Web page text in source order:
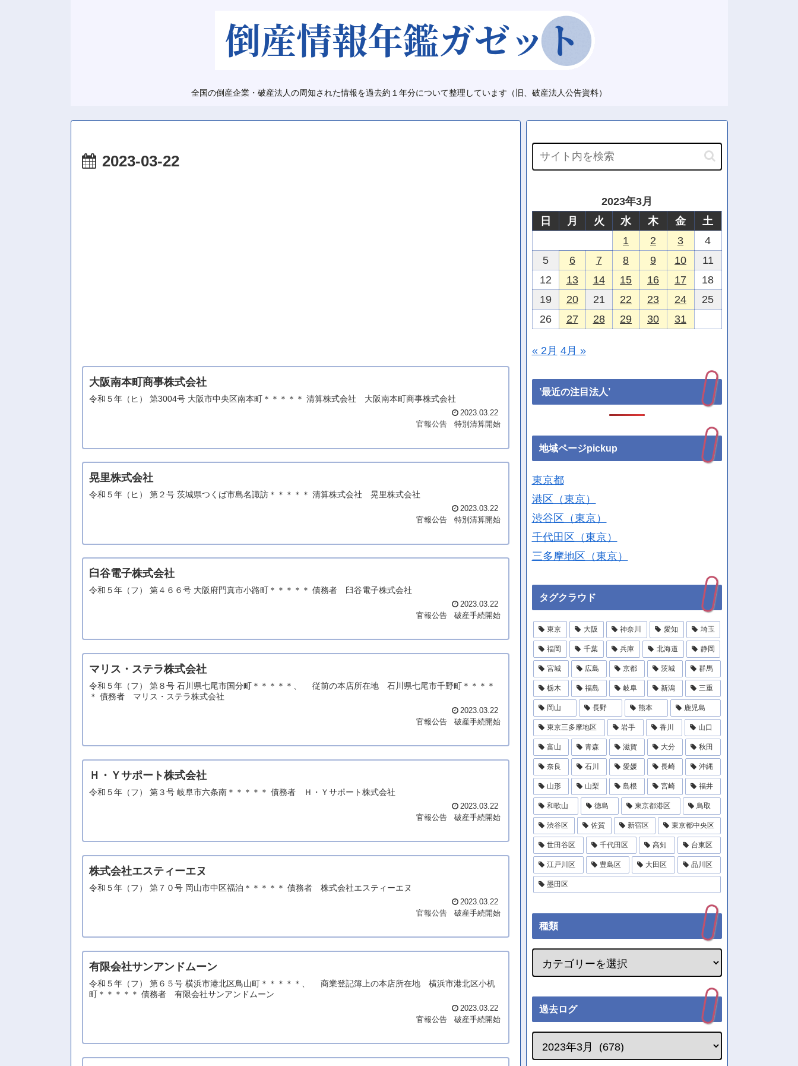
全国の倒産企業・破産法人の周知された情報を過去約１年分について整理しています（旧、破産法人公告資料）
2023-03-22
大阪南本町商事株式会社
令和５年（ヒ） 第3004号 大阪市中央区南本町＊＊＊＊＊ 清算株式会社 大阪南本町商事株式会社
2023.03.22
官報公告
特別清算開始
晃里株式会社
令和５年（ヒ） 第２号 茨城県つくば市島名諏訪＊＊＊＊＊ 清算株式会社 晃里株式会社
2023.03.22
官報公告
特別清算開始
臼谷電子株式会社
令和５年（フ） 第４６６号 大阪府門真市小路町＊＊＊＊＊ 債務者 臼谷電子株式会社
2023.03.22
官報公告
破産手続開始
マリス・ステラ株式会社
令和５年（フ） 第８号 石川県七尾市国分町＊＊＊＊＊、 従前の本店所在地 石川県七尾市千野町＊＊＊＊
＊ 債務者 マリス・ステラ株式会社
2023.03.22
官報公告
破産手続開始
Ｈ・Ｙサポート株式会社
令和５年（フ） 第３号 岐阜市六条南＊＊＊＊＊ 債務者 Ｈ・Ｙサポート株式会社
2023.03.22
官報公告
破産手続開始
株式会社エスティーエヌ
令和５年（フ） 第７０号 岡山市中区福泊＊＊＊＊＊ 債務者 株式会社エスティーエヌ
2023.03.22
官報公告
破産手続開始
有限会社サンアンドムーン
令和５年（フ） 第６５号 横浜市港北区鳥山町＊＊＊＊＊、 商業登記簿上の本店所在地 横浜市港北区小机
町＊＊＊＊＊ 債務者 有限会社サンアンドムーン
2023.03.22
官報公告
破産手続開始
2023年3月
日
月 火 水 木 金
土
1
2 3
4
5
6 7 8 9 10
11
12
13 14 15 16 17
18
19
20 21 22 23 24
25
26
27 28 29 30 31
« 2月 4月 »
’最近の注目法人’
地域ページpickup
東京都
港区（東京）
渋谷区（東京）
千代田区（東京）
三多摩地区（東京）
タグクラウド
東京 大阪 神奈川 愛知 埼玉
福岡 千葉 兵庫 北海道 静岡
宮城 広島 京都 茨城 群馬
栃木 福島 岐阜 新潟 三重
岡山 長野 熊本 鹿児島
東京三多摩地区 岩手 香川 山口
富山 青森 滋賀 大分 秋田
奈良 石川 愛媛 長崎 沖縄
山形 山梨 島根 宮崎 福井
和歌山 徳島 東京都港区 鳥取
渋谷区 佐賀 新宿区 東京都中央区
世田谷区 千代田区 高知 台東区
江戸川区 豊島区 大田区 品川区
墨田区
種類
過去ログ